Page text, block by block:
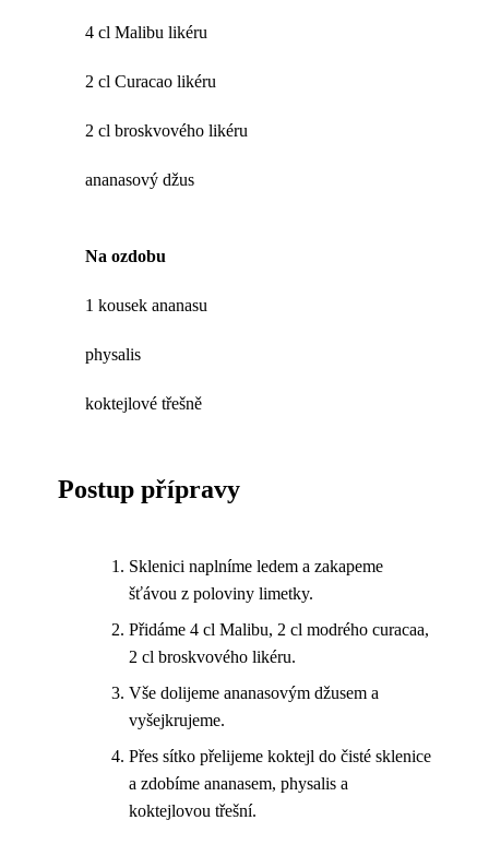
4 cl Malibu likéru
2 cl Curacao likéru
2 cl broskvového likéru
ananasový džus
Na ozdobu
1 kousek ananasu
physalis
koktejlové třešně
Postup přípravy
Sklenici naplníme ledem a zakapeme
šťávou z poloviny limetky.
Přidáme 4 cl Malibu, 2 cl modrého curacaa,
2 cl broskvového likéru.
Vše dolijeme ananasovým džusem a
vyšejkrujeme.
Přes sítko přelijeme koktejl do čisté sklenice
a zdobíme ananasem, physalis a
koktejlovou třešní.